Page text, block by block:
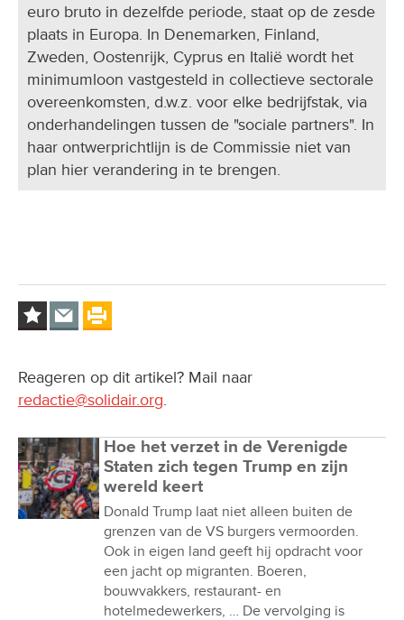
euro bruto in dezelfde periode, staat op de zesde
plaats in Europa. In Denemarken, Finland,
Zweden, Oostenrijk, Cyprus en Italië wordt het
minimumloon vastgesteld in collectieve sectorale
overeenkomsten, d.w.z. voor elke bedrijfstak, via
onderhandelingen tussen de "sociale partners". In
haar ontwerprichtlijn is de Commissie niet van
plan hier verandering in te brengen.
Reageren op dit artikel? Mail naar
redactie@solidair.org.
Hoe het verzet in de Verenigde
Staten zich tegen Trump en zijn
wereld keert
Donald Trump laat niet alleen buiten de
grenzen van de VS burgers vermoorden.
Ook in eigen land geeft hij opdracht voor
een jacht op migranten. Boeren,
bouwvakkers, restaurant- en
hotelmedewerkers, … De vervolging is